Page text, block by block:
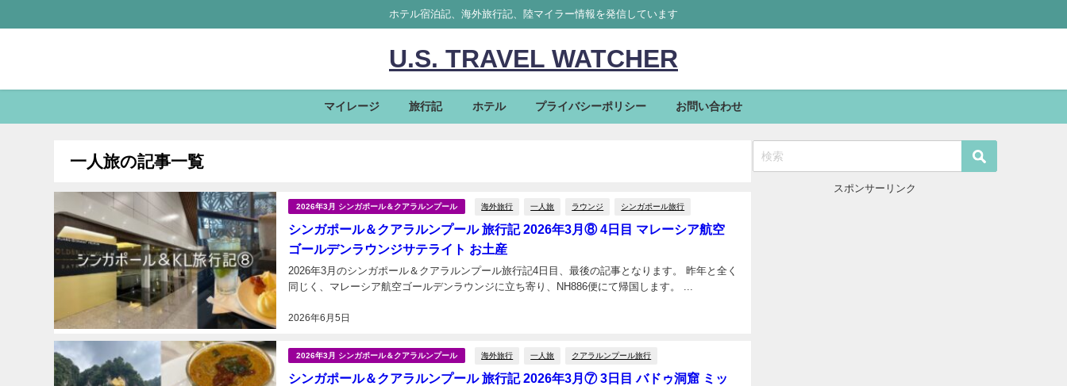
ホテル宿泊記、海外旅行記、陸マイラー情報を発信しています
U.S. TRAVEL WATCHER
マイレージ 旅行記 ホテル プライバシーポリシー お問い合わせ
一人旅の記事一覧
2026年3月 シンガポール＆クアラルンプール 海外旅行 一人旅 ラウンジ シンガポール旅行
シンガポール＆クアラルンプール 旅行記 2026年3月⑧ 4日目 マレーシア航空
ゴールデンラウンジサテライト お土産
2026年6月5日
2026年3月のシンガポール＆クアラルンプール旅行記4日目、最後の記事となります。 昨年と全く
2026年3月 シンガポール＆クアラルンプール 海外旅行 一人旅 クアラルンプール旅行
シンガポール＆クアラルンプール 旅行記 2026年3月⑦ 3日目 バドゥ洞窟 ミッ
スポンサーリンク